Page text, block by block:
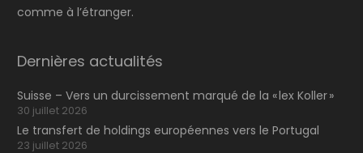
comme à l’étranger.
Dernières actualités
Suisse – Vers un durcissement marqué de la « lex Koller »
30 juillet 2026
Le transfert de holdings européennes vers le Portugal
23 juillet 2026